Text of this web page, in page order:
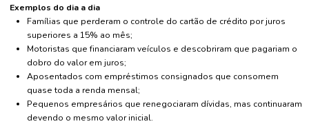
Exemplos do dia a dia
Famílias que perderam o controle do cartão de crédito por juros
superiores a 15% ao mês;
Motoristas que financiaram veículos e descobriram que pagariam o
dobro do valor em juros;
Aposentados com empréstimos consignados que consomem
quase toda a renda mensal;
Pequenos empresários que renegociaram dívidas, mas continuaram
devendo o mesmo valor inicial.